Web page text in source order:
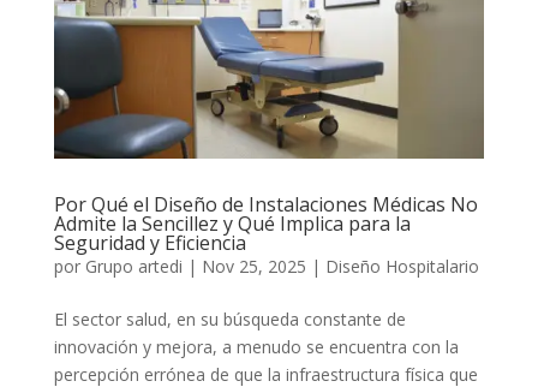
Por Qué el Diseño de Instalaciones Médicas No
Admite la Sencillez y Qué Implica para la
Seguridad y Eficiencia
por Grupo artedi | Nov 25, 2025 | Diseño Hospitalario
El sector salud, en su búsqueda constante de
innovación y mejora, a menudo se encuentra con la
percepción errónea de que la infraestructura física que